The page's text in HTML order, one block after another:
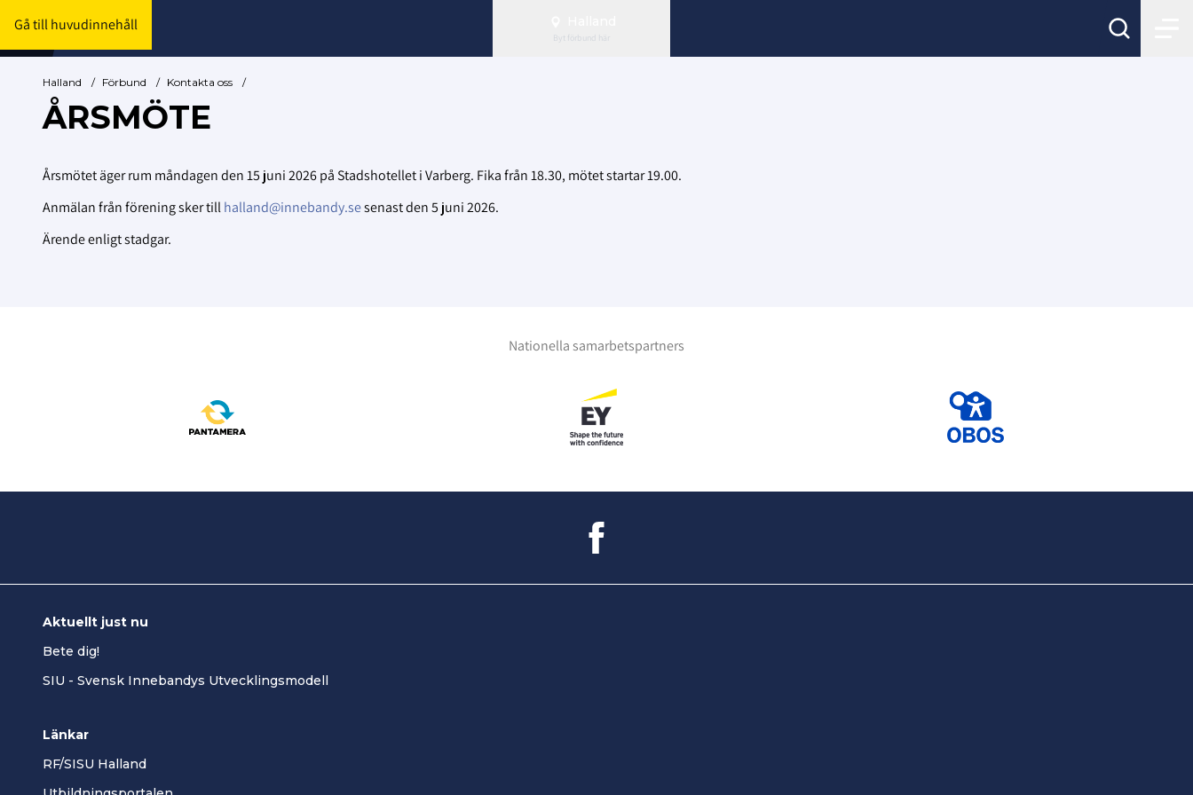
Gå till huvudinnehåll
Byt förbund här
Halland / Förbund / Kontakta oss /
ÅRSMÖTE
Årsmötet äger rum måndagen den 15 juni 2026 på Stadshotellet i Varberg. Fika från 18.30, mötet startar 19.00.
Anmälan från förening sker tillhalland@innebandy.sesenast den 5 juni 2026.
Ärende enligt stadgar.
Nationella samarbetspartners
Aktuellt just nu
Bete dig!
SIU - Svensk Innebandys Utvecklingsmodell
Länkar
RF/SISU Halland